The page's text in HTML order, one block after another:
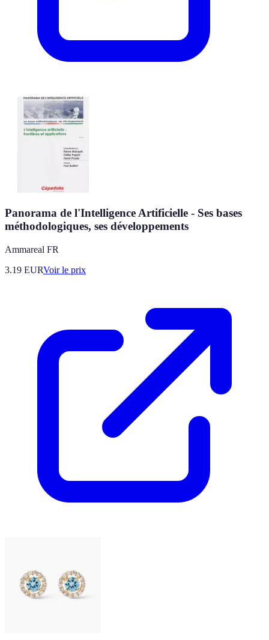
Panorama de l'Intelligence Artificielle - Ses bases
méthodologiques, ses développements
Ammareal FR
3.19 EURVoir le prix